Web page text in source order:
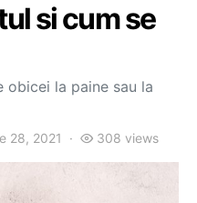
si cum se
obicei la paine sau la
28, 2021 308 views